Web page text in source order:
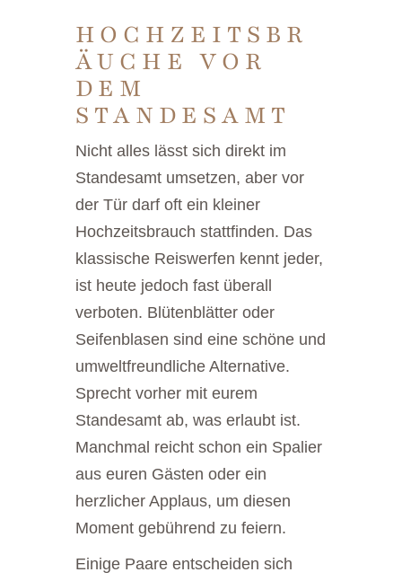
HOCHZEITSBR
ÄUCHE VOR
DEM
STANDESAMT
Nicht alles lässt sich direkt im
Standesamt umsetzen, aber vor
der Tür darf oft ein kleiner
Hochzeitsbrauch stattfinden. Das
klassische Reiswerfen kennt jeder,
ist heute jedoch fast überall
verboten. Blütenblätter oder
Seifenblasen sind eine schöne und
umweltfreundliche Alternative.
Sprecht vorher mit eurem
Standesamt ab, was erlaubt ist.
Manchmal reicht schon ein Spalier
aus euren Gästen oder ein
herzlicher Applaus, um diesen
Moment gebührend zu feiern.
Einige Paare entscheiden sich